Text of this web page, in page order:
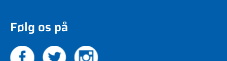
Følg os på